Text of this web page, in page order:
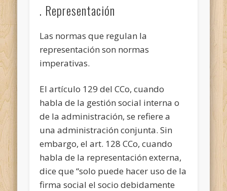
. Representación
Las normas que regulan la
representación son normas
imperativas.
El artículo 129 del CCo, cuando
habla de la gestión social interna o
de la administración, se refiere a
una administración conjunta. Sin
embargo, el art. 128 CCo, cuando
habla de la representación externa,
dice que “solo puede hacer uso de la
firma social el socio debidamente